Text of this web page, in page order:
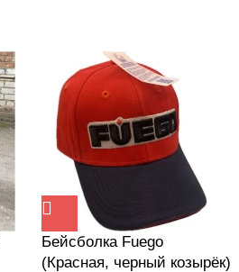
Бейсболка Fuego
(Красная, черный козырёк)